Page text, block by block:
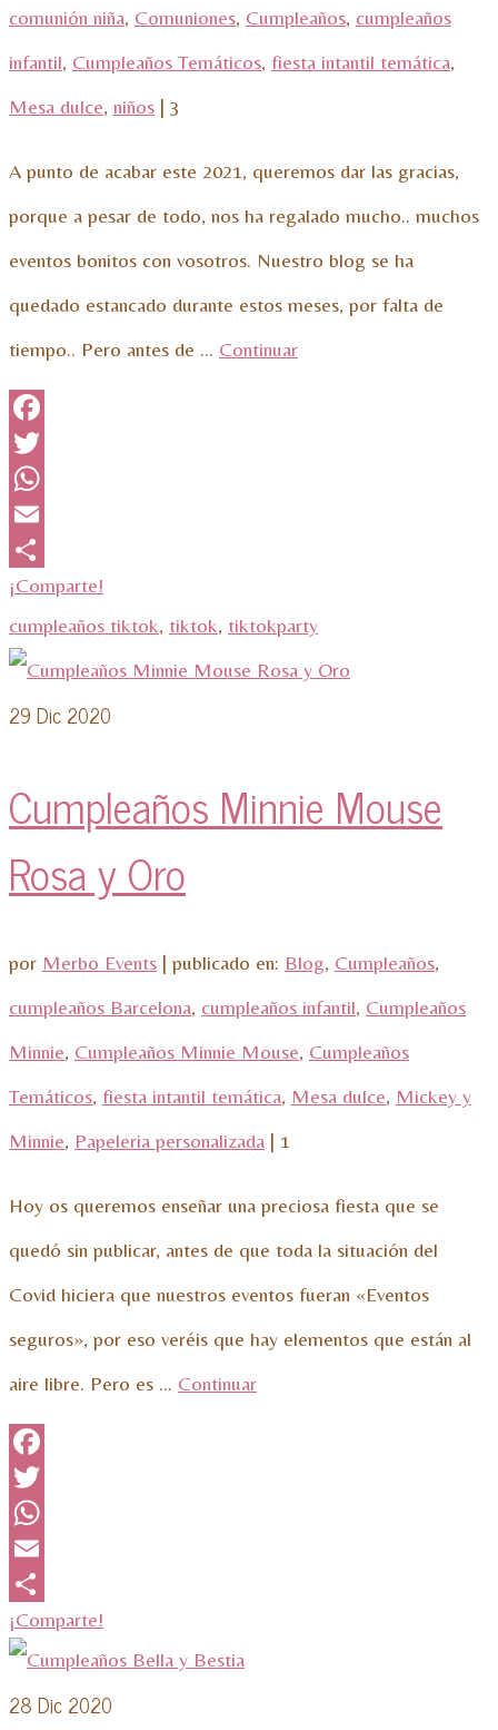
comunión niña, Comuniones, Cumpleaños, cumpleaños
infantil, Cumpleaños Temáticos, fiesta intantil temática,
Mesa dulce, niños | 3
A punto de acabar este 2021, queremos dar las gracias,
porque a pesar de todo, nos ha regalado mucho.. muchos
eventos bonitos con vosotros. Nuestro blog se ha
quedado estancado durante estos meses, por falta de
tiempo.. Pero antes de … Continuar
Facebook
Twitter
WhatsApp
Email
¡Comparte!
cumpleaños tiktok, tiktok, tiktokparty
29 Dic 2020
Cumpleaños Minnie Mouse
Rosa y Oro
por Merbo Events | publicado en: Blog, Cumpleaños,
cumpleaños Barcelona, cumpleaños infantil, Cumpleaños
Minnie, Cumpleaños Minnie Mouse, Cumpleaños
Temáticos, fiesta intantil temática, Mesa dulce, Mickey y
Minnie, Papeleria personalizada | 1
Hoy os queremos enseñar una preciosa fiesta que se
quedó sin publicar, antes de que toda la situación del
Covid hiciera que nuestros eventos fueran «Eventos
seguros», por eso veréis que hay elementos que están al
aire libre. Pero es … Continuar
Facebook
Twitter
WhatsApp
Email
¡Comparte!
28 Dic 2020